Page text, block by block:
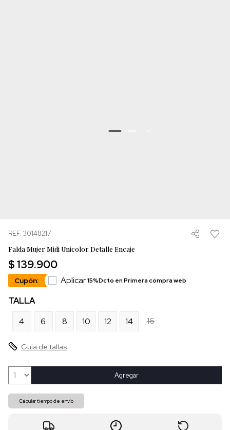
REF. 30148217
Falda Mujer Midi Unicolor Detalle Encaje
$ 139.900
Cupón: Aplicar15%Dcto en Primera compra web
TALLA
4
6 8 10 12 14 16
Guia de tallas
Agregar
Calcular tiempo de envío